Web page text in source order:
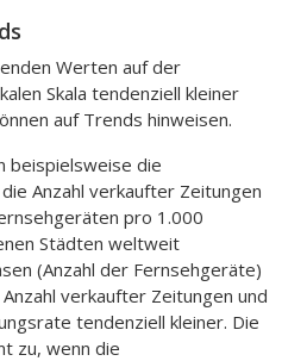
Werten auf der
Skala tendenziell kleiner
auf Trends hinweisen.
beispielsweise die
Anzahl verkaufter Zeitungen
pro 1.000
Städten weltweit
(Anzahl der Fernsehgeräte)
verkaufter Zeitungen und
tendenziell kleiner. Die
zu, wenn die